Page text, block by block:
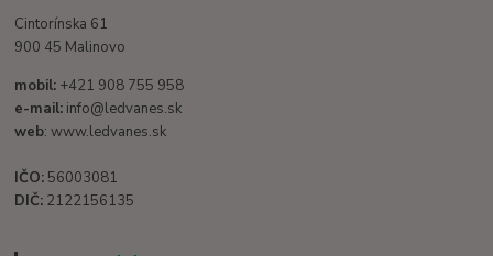
Cintorínska 61
900 45 Malinovo
mobil: +421 908 755 958
e-mail: info@ledvanes.sk
web: www.ledvanes.sk
IČO: 56003081
DIČ: 2122156135